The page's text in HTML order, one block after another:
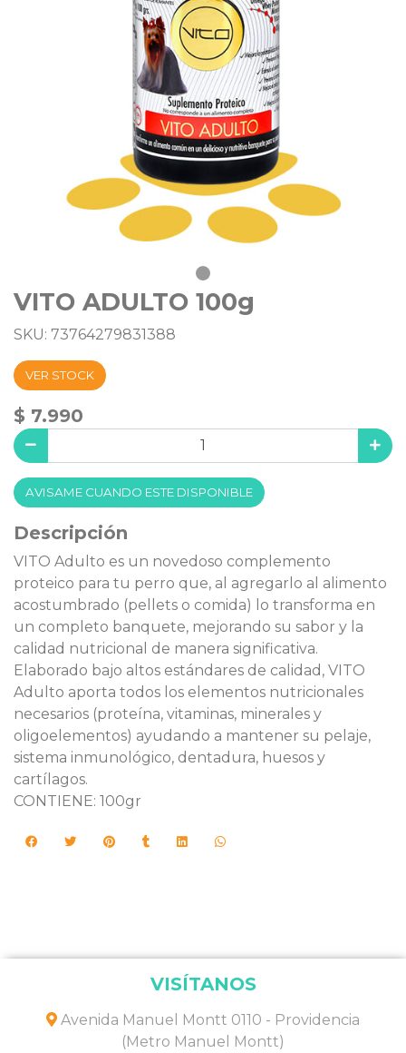
VITO ADULTO 100g
SKU: 73764279831388
VER STOCK
$ 7.990
AVISAME CUANDO ESTE DISPONIBLE
Descripción
VITO Adulto es un novedoso complemento
proteico para tu perro que, al agregarlo al alimento
acostumbrado (pellets o comida) lo transforma en
un completo banquete, mejorando su sabor y la
calidad nutricional de manera significativa.
Elaborado bajo altos estándares de calidad, VITO
Adulto aporta todos los elementos nutricionales
necesarios (proteína, vitaminas, minerales y
oligoelementos) ayudando a mantener su pelaje,
sistema inmunológico, dentadura, huesos y
cartílagos.
CONTIENE: 100gr
VISÍTANOS
Avenida Manuel Montt 0110 - Providencia
(Metro Manuel Montt)